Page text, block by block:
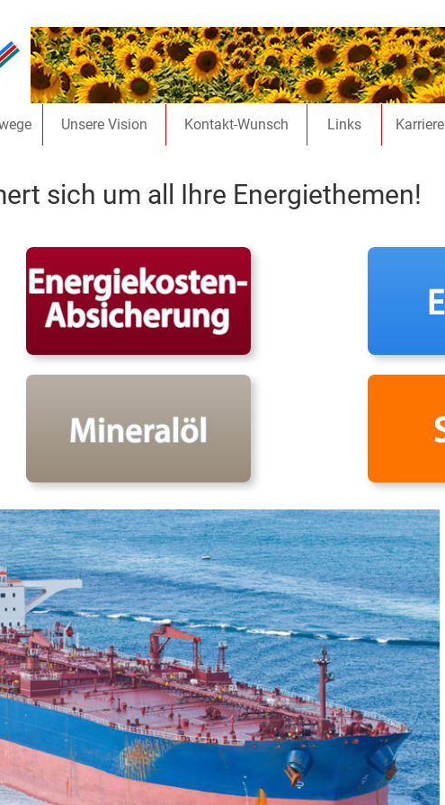
Unsere Vision Kontakt-Wunsch Links Karriere
sich um all Ihre Energiethemen!